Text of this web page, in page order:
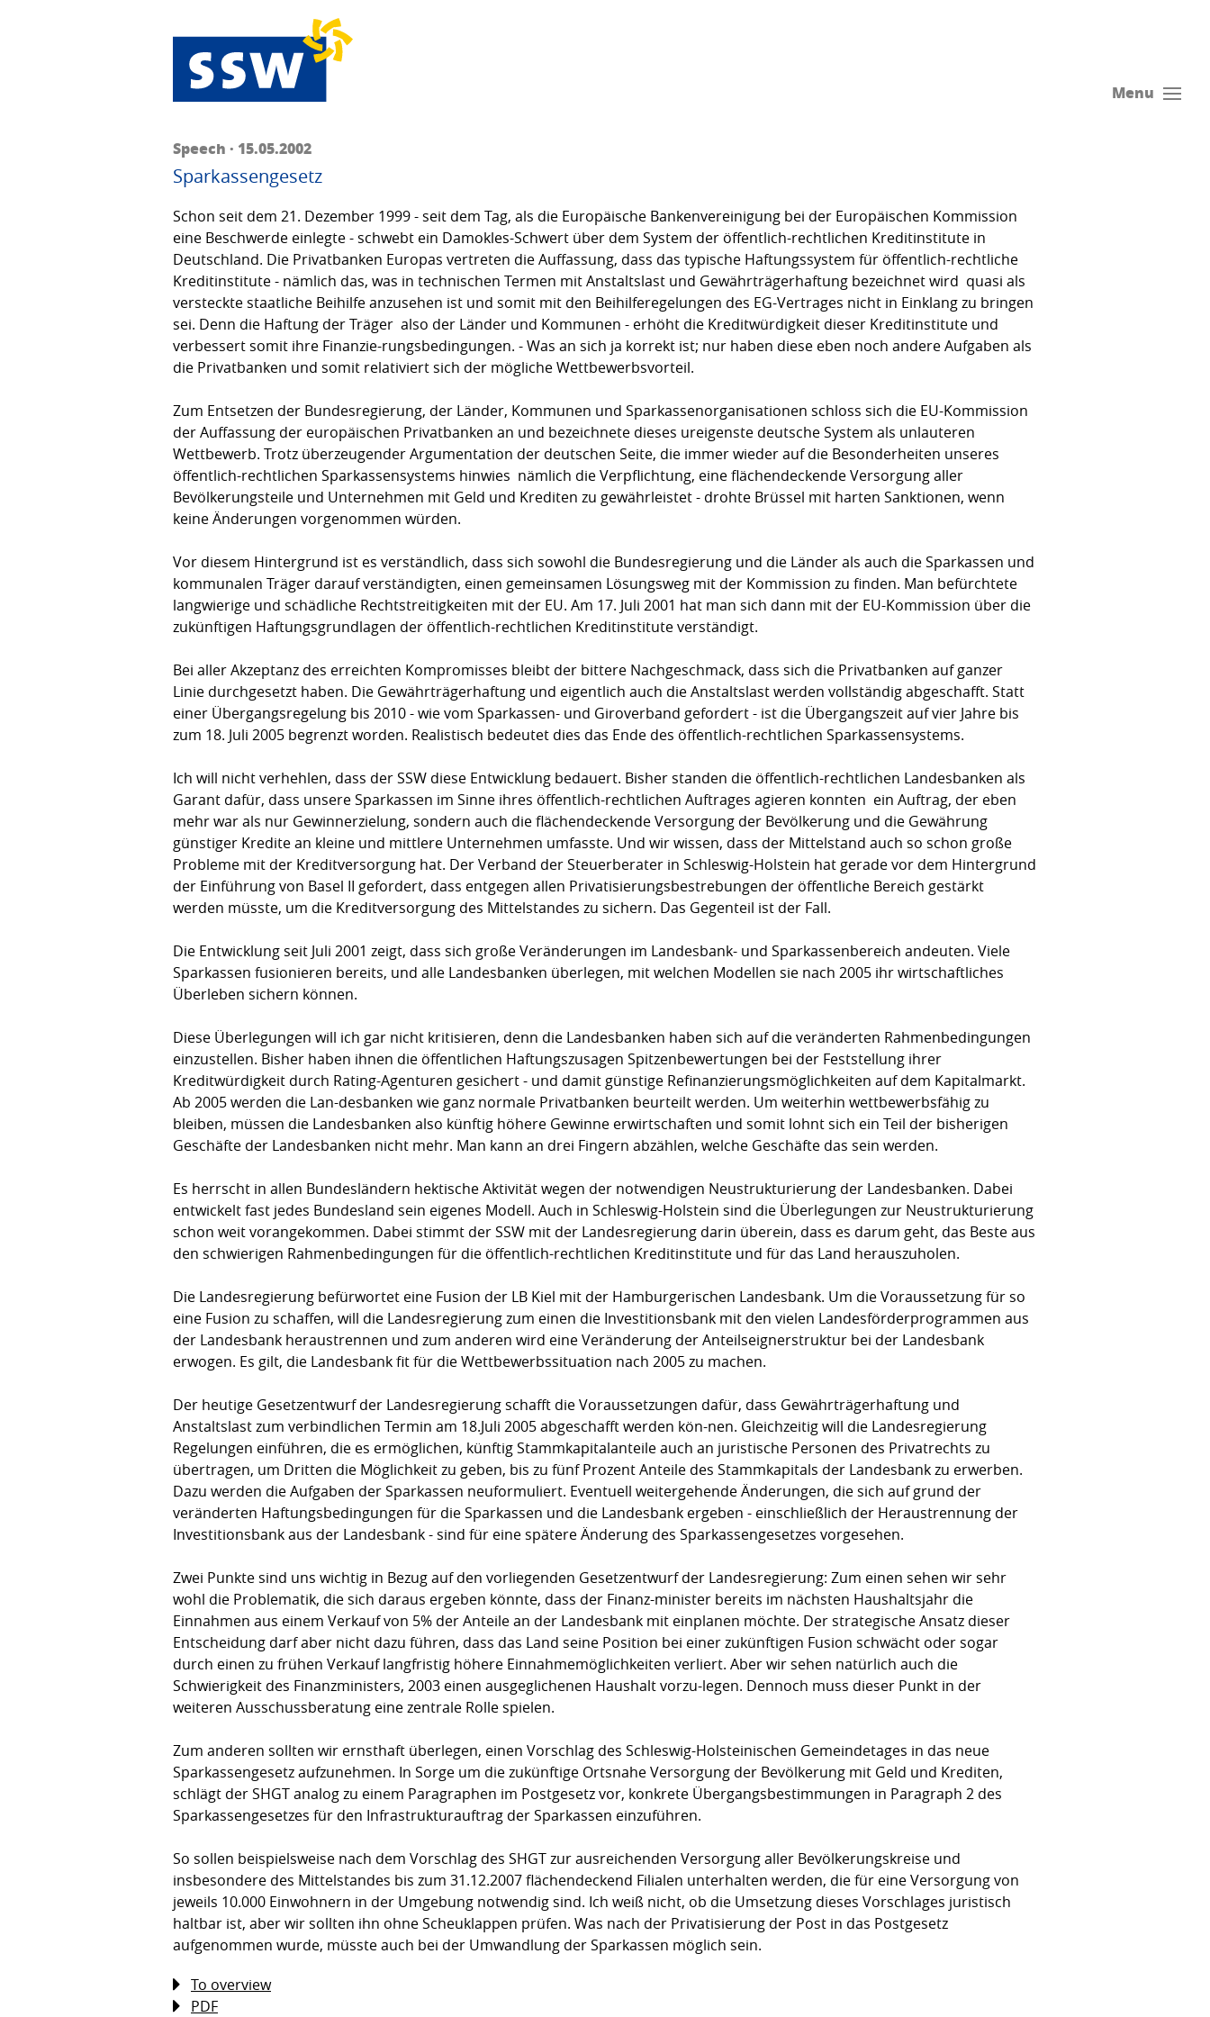
Menu
Speech · 15.05.2002
Sparkassengesetz
Schon seit dem 21. Dezember 1999 - seit dem Tag, als die Europäische Bankenvereinigung bei der Europäischen Kommission
eine Beschwerde einlegte - schwebt ein Damokles-Schwert über dem System der öffentlich-rechtlichen Kreditinstitute in
Deutschland. Die Privatbanken Europas vertreten die Auffassung, dass das typische Haftungssystem für öffentlich-rechtliche
Kreditinstitute - nämlich das, was in technischen Termen mit Anstaltslast und Gewährträgerhaftung bezeichnet wird  quasi als
versteckte staatliche Beihilfe anzusehen ist und somit mit den Beihilferegelungen des EG-Vertrages nicht in Einklang zu bringen
sei. Denn die Haftung der Träger  also der Länder und Kommunen - erhöht die Kreditwürdigkeit dieser Kreditinstitute und
verbessert somit ihre Finanzie-rungsbedingungen. - Was an sich ja korrekt ist; nur haben diese eben noch andere Aufgaben als
die Privatbanken und somit relativiert sich der mögliche Wettbewerbsvorteil.
Zum Entsetzen der Bundesregierung, der Länder, Kommunen und Sparkassenorganisationen schloss sich die EU-Kommission
der Auffassung der europäischen Privatbanken an und bezeichnete dieses ureigenste deutsche System als unlauteren
Wettbewerb. Trotz überzeugender Argumentation der deutschen Seite, die immer wieder auf die Besonderheiten unseres
öffentlich-rechtlichen Sparkassensystems hinwies  nämlich die Verpflichtung, eine flächendeckende Versorgung aller
Bevölkerungsteile und Unternehmen mit Geld und Krediten zu gewährleistet - drohte Brüssel mit harten Sanktionen, wenn
keine Änderungen vorgenommen würden.
Vor diesem Hintergrund ist es verständlich, dass sich sowohl die Bundesregierung und die Länder als auch die Sparkassen und
kommunalen Träger darauf verständigten, einen gemeinsamen Lösungsweg mit der Kommission zu finden. Man befürchtete
langwierige und schädliche Rechtstreitigkeiten mit der EU. Am 17. Juli 2001 hat man sich dann mit der EU-Kommission über die
zukünftigen Haftungsgrundlagen der öffentlich-rechtlichen Kreditinstitute verständigt.
Bei aller Akzeptanz des erreichten Kompromisses bleibt der bittere Nachgeschmack, dass sich die Privatbanken auf ganzer
Linie durchgesetzt haben. Die Gewährträgerhaftung und eigentlich auch die Anstaltslast werden vollständig abgeschafft. Statt
einer Übergangsregelung bis 2010 - wie vom Sparkassen- und Giroverband gefordert - ist die Übergangszeit auf vier Jahre bis
zum 18. Juli 2005 begrenzt worden. Realistisch bedeutet dies das Ende des öffentlich-rechtlichen Sparkassensystems.
Ich will nicht verhehlen, dass der SSW diese Entwicklung bedauert. Bisher standen die öffentlich-rechtlichen Landesbanken als
Garant dafür, dass unsere Sparkassen im Sinne ihres öffentlich-rechtlichen Auftrages agieren konnten  ein Auftrag, der eben
mehr war als nur Gewinnerzielung, sondern auch die flächendeckende Versorgung der Bevölkerung und die Gewährung
günstiger Kredite an kleine und mittlere Unternehmen umfasste. Und wir wissen, dass der Mittelstand auch so schon große
Probleme mit der Kreditversorgung hat. Der Verband der Steuerberater in Schleswig-Holstein hat gerade vor dem Hintergrund
der Einführung von Basel II gefordert, dass entgegen allen Privatisierungsbestrebungen der öffentliche Bereich gestärkt
werden müsste, um die Kreditversorgung des Mittelstandes zu sichern. Das Gegenteil ist der Fall.
Die Entwicklung seit Juli 2001 zeigt, dass sich große Veränderungen im Landesbank- und Sparkassenbereich andeuten. Viele
Sparkassen fusionieren bereits, und alle Landesbanken überlegen, mit welchen Modellen sie nach 2005 ihr wirtschaftliches
Überleben sichern können.
Diese Überlegungen will ich gar nicht kritisieren, denn die Landesbanken haben sich auf die veränderten Rahmenbedingungen
einzustellen. Bisher haben ihnen die öffentlichen Haftungszusagen Spitzenbewertungen bei der Feststellung ihrer
Kreditwürdigkeit durch Rating-Agenturen gesichert - und damit günstige Refinanzierungsmöglichkeiten auf dem Kapitalmarkt.
Ab 2005 werden die Lan-desbanken wie ganz normale Privatbanken beurteilt werden. Um weiterhin wettbewerbsfähig zu
bleiben, müssen die Landesbanken also künftig höhere Gewinne erwirtschaften und somit lohnt sich ein Teil der bisherigen
Geschäfte der Landesbanken nicht mehr. Man kann an drei Fingern abzählen, welche Geschäfte das sein werden.
Es herrscht in allen Bundesländern hektische Aktivität wegen der notwendigen Neustrukturierung der Landesbanken. Dabei
entwickelt fast jedes Bundesland sein eigenes Modell. Auch in Schleswig-Holstein sind die Überlegungen zur Neustrukturierung
schon weit vorangekommen. Dabei stimmt der SSW mit der Landesregierung darin überein, dass es darum geht, das Beste aus
den schwierigen Rahmenbedingungen für die öffentlich-rechtlichen Kreditinstitute und für das Land herauszuholen.
Die Landesregierung befürwortet eine Fusion der LB Kiel mit der Hamburgerischen Landesbank. Um die Voraussetzung für so
eine Fusion zu schaffen, will die Landesregierung zum einen die Investitionsbank mit den vielen Landesförderprogrammen aus
der Landesbank heraustrennen und zum anderen wird eine Veränderung der Anteilseignerstruktur bei der Landesbank
erwogen. Es gilt, die Landesbank fit für die Wettbewerbssituation nach 2005 zu machen.
Der heutige Gesetzentwurf der Landesregierung schafft die Voraussetzungen dafür, dass Gewährträgerhaftung und
Anstaltslast zum verbindlichen Termin am 18.Juli 2005 abgeschafft werden kön-nen. Gleichzeitig will die Landesregierung
Regelungen einführen, die es ermöglichen, künftig Stammkapitalanteile auch an juristische Personen des Privatrechts zu
übertragen, um Dritten die Möglichkeit zu geben, bis zu fünf Prozent Anteile des Stammkapitals der Landesbank zu erwerben.
Dazu werden die Aufgaben der Sparkassen neuformuliert. Eventuell weitergehende Änderungen, die sich auf grund der
veränderten Haftungsbedingungen für die Sparkassen und die Landesbank ergeben - einschließlich der Heraustrennung der
Investitionsbank aus der Landesbank - sind für eine spätere Änderung des Sparkassengesetzes vorgesehen.
Zwei Punkte sind uns wichtig in Bezug auf den vorliegenden Gesetzentwurf der Landesregierung: Zum einen sehen wir sehr
wohl die Problematik, die sich daraus ergeben könnte, dass der Finanz-minister bereits im nächsten Haushaltsjahr die
Einnahmen aus einem Verkauf von 5% der Anteile an der Landesbank mit einplanen möchte. Der strategische Ansatz dieser
Entscheidung darf aber nicht dazu führen, dass das Land seine Position bei einer zukünftigen Fusion schwächt oder sogar
durch einen zu frühen Verkauf langfristig höhere Einnahmemöglichkeiten verliert. Aber wir sehen natürlich auch die
Schwierigkeit des Finanzministers, 2003 einen ausgeglichenen Haushalt vorzu-legen. Dennoch muss dieser Punkt in der
weiteren Ausschussberatung eine zentrale Rolle spielen.
Zum anderen sollten wir ernsthaft überlegen, einen Vorschlag des Schleswig-Holsteinischen Gemeindetages in das neue
Sparkassengesetz aufzunehmen. In Sorge um die zukünftige Ortsnahe Versorgung der Bevölkerung mit Geld und Krediten,
schlägt der SHGT analog zu einem Paragraphen im Postgesetz vor, konkrete Übergangsbestimmungen in Paragraph 2 des
Sparkassengesetzes für den Infrastrukturauftrag der Sparkassen einzuführen.
So sollen beispielsweise nach dem Vorschlag des SHGT zur ausreichenden Versorgung aller Bevölkerungskreise und
insbesondere des Mittelstandes bis zum 31.12.2007 flächendeckend Filialen unterhalten werden, die für eine Versorgung von
jeweils 10.000 Einwohnern in der Umgebung notwendig sind. Ich weiß nicht, ob die Umsetzung dieses Vorschlages juristisch
haltbar ist, aber wir sollten ihn ohne Scheuklappen prüfen. Was nach der Privatisierung der Post in das Postgesetz
aufgenommen wurde, müsste auch bei der Umwandlung der Sparkassen möglich sein.
To overview
PDF